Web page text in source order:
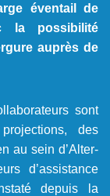
éventail de
la possibilité
auprès de
sont
des
au sein d’Alter-
d’assistance
depuis la